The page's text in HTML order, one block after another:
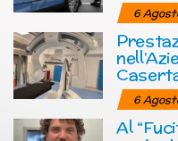
6
6
Al